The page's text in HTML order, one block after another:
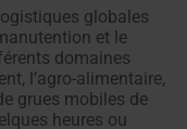
globales
et le
domaines
l’agro-alimentaire,
grues mobiles de
heures ou